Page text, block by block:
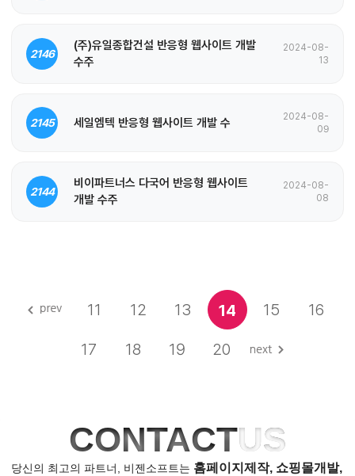
2146
(주)유일종합건설 반응형 웹사이트 개발
수주
2024-08-
13
2145 세일엠텍 반응형 웹사이트 개발 수
2024-08-
09
2144
비이파트너스 다국어 반응형 웹사이트
개발 수주
2024-08-
08
11 12 13 14 15 16
17 18 19 20
CONTACTUS
당신의 최고의 파트너, 비젠소프트는 홈페이지제작, 쇼핑몰개발,